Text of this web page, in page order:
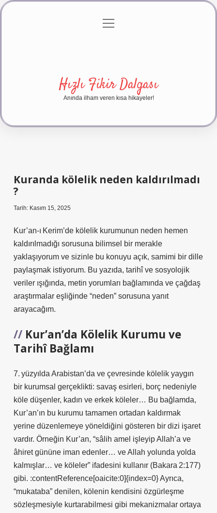
Gizlilik Politikası
menüyü
Hızlı Fikir Dalgası
Anında ilham veren kısa hikayeler!
Kuranda kölelik neden kaldırılmadı
?
Tarih: Kasım 15, 2025
Kur’an-ı Kerim’de kölelik kurumunun neden hemen
kaldırılmadığı sorusuna bilimsel bir merakle
yaklaşıyorum ve sizinle bu konuyu açık, samimi bir dille
paylaşmak istiyorum. Bu yazıda, tarihî ve sosyolojik
veriler ışığında, metin yorumları bağlamında ve çağdaş
araştırmalar eşliğinde “neden” sorusuna yanıt
arayacağım.
Kur’an’da Kölelik Kurumu ve
Tarihî Bağlamı
7. yüzyılda Arabistan’da ve çevresinde kölelik yaygın
bir kurumsal gerçeklikti: savaş esirleri, borç nedeniyle
köle düşenler, kadın ve erkek köleler… Bu bağlamda,
Kur’an’ın bu kurumu tamamen ortadan kaldırmak
yerine düzenlemeye yöneldiğini gösteren bir dizi işaret
vardır. Örneğin Kur’an, “sâlih amel işleyip Allah’a ve
âhiret gününe iman edenler… ve Allah yolunda yolda
kalmışlar… ve köleler” ifadesini kullanır (Bakara 2:177)
gibi. :contentReference[oaicite:0]{index=0} Ayrıca,
“mukataba” denilen, kölenin kendisini özgürleşme
sözleşmesiyle kurtarabilmesi gibi mekanizmalar ortaya